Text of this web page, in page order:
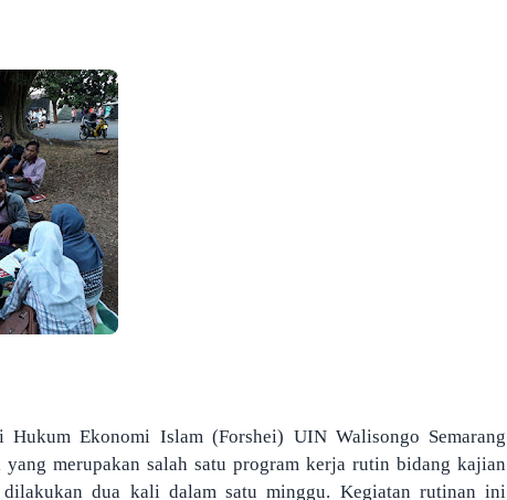
Hukum Ekonomi Islam (Forshei) UIN Walisongo Semarang
yang merupakan salah satu program kerja rutin bidang kajian
dua kali dalam satu minggu. Kegiatan rutinan ini